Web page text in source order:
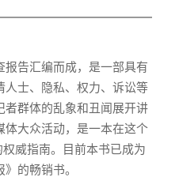
告汇编而成，是一部具有
士、隐私、权力、诉讼等
群体的乱象和丑闻展开讲
大众活动，是一本在这个
威指南。目前本书已成为
的畅销书。